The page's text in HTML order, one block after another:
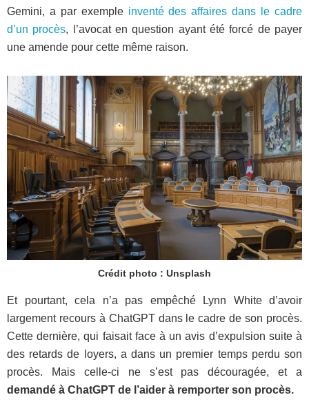
Gemini, a par exemple inventé des affaires dans le cadre
d’un procès, l’avocat en question ayant été forcé de payer
une amende pour cette même raison.
Crédit photo : Unsplash
Et pourtant, cela n’a pas empêché Lynn White d’avoir
largement recours à ChatGPT dans le cadre de son procès.
Cette dernière, qui faisait face à un avis d’expulsion suite à
des retards de loyers, a dans un premier temps perdu son
procès. Mais celle-ci ne s’est pas découragée, et a
demandé à ChatGPT de l’aider à remporter son procès.